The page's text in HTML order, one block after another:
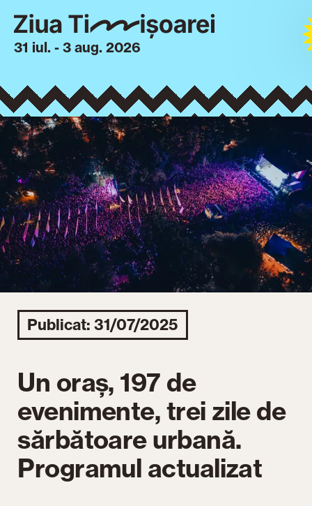
31 iul. - 3 aug. 2026
Publicat: 31/07/2025
Un oraș, 197 de
evenimente, trei zile de
sărbătoare urbană.
Programul actualizat